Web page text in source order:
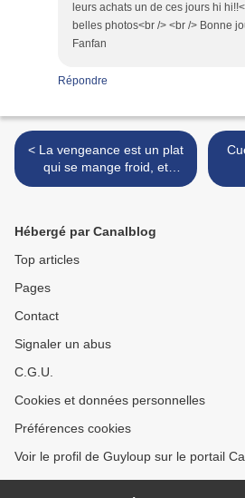
leurs achats un de ces jours hi
belles photos<br /> <br /> Bonne
Fanfan
Répondre
< La vengeance est un plat
qui se mange froid, et
mouillé ! (+ canicule
Hébergé par Canalblog
Top articles
Pages
Contact
Signaler un abus
C.G.U.
Cookies et données personnelles
Préférences cookies
Voir le profil de Guyloup sur le portail